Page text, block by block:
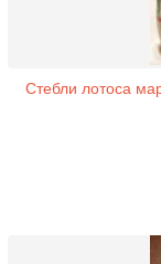
Стебли лотоса